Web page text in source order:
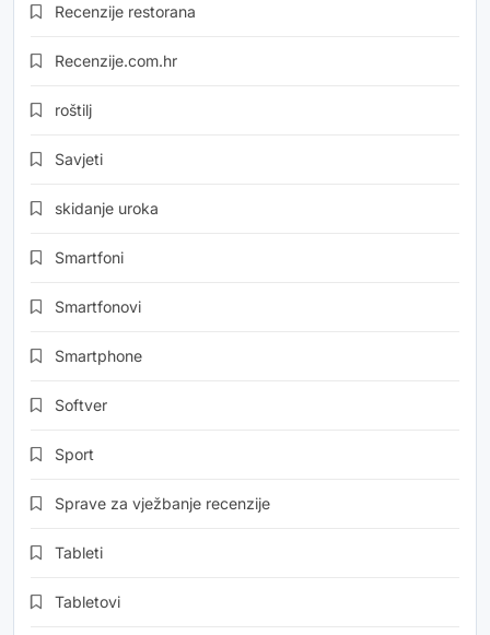
Recenzije restorana
Recenzije.com.hr
roštilj
Savjeti
skidanje uroka
Smartfoni
Smartfonovi
Smartphone
Softver
Sport
Sprave za vježbanje recenzije
Tableti
Tabletovi